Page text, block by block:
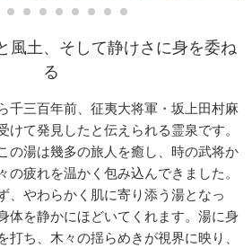
風土、そして静けさに身を委ね
る
千三百年前、征夷大将軍・坂上田村麻
けて発見したと伝えられる霊泉です。
の湯は幾多の旅人を癒し、時の武将か
の疲れを温かく包み込んできました。
、やわらかく肌に寄り添う湯となっ
体を静かにほどいてくれます。湯に身
打ち、木々の揺らめきが視界に映り、